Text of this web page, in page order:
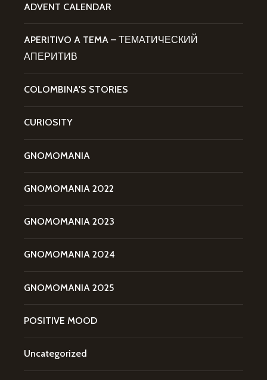
ADVENT CALENDAR
APERITIVO A TEMA – ТЕМАТИЧЕСКИЙ
АПЕРИТИВ
COLOMBINA'S STORIES
CURIOSITY
GNOMOMANIA
GNOMOMANIA 2022
GNOMOMANIA 2023
GNOMOMANIA 2024
GNOMOMANIA 2025
POSITIVE MOOD
Uncategorized